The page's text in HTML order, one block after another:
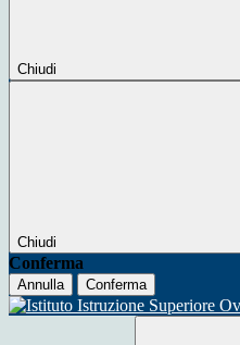
Chiudi
Chiudi
Conferma
Annulla Conferma